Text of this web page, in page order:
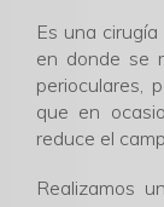
Es una
en donde se
perioculares,
que en
reduce el
Realizamos